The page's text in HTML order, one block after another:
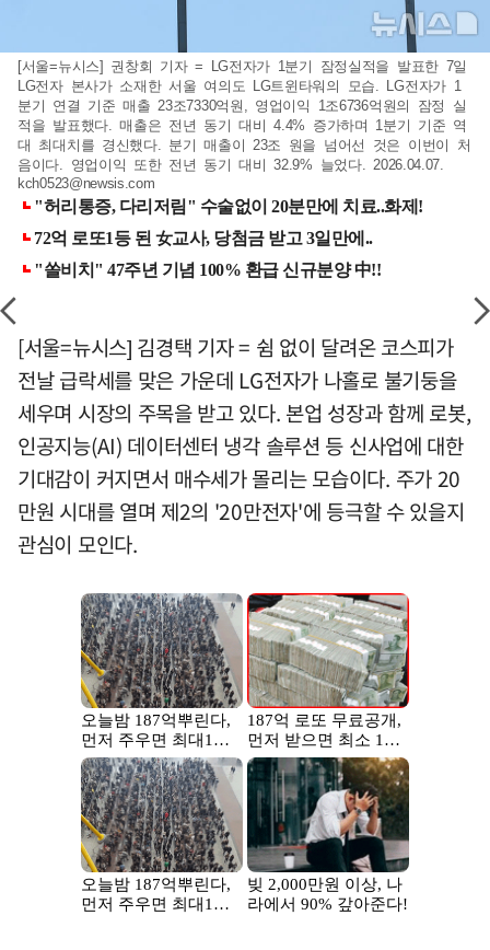
[서울=뉴시스] 권창회 기자 = LG전자가 1분기 잠정실적을 발표한 7일
LG전자 본사가 소재한 서울 여의도 LG트윈타워의 모습. LG전자가 1
분기 연결 기준 매출 23조7330억원, 영업이익 1조6736억원의 잠정 실
적을 발표했다. 매출은 전년 동기 대비 4.4% 증가하며 1분기 기준 역
대 최대치를 경신했다. 분기 매출이 23조 원을 넘어선 것은 이번이 처
음이다. 영업이익 또한 전년 동기 대비 32.9% 늘었다. 2026.04.07.
kch0523@newsis.com
[서울=뉴시스] 김경택 기자 = 쉼 없이 달려온 코스피가
전날 급락세를 맞은 가운데 LG전자가 나홀로 불기둥을
세우며 시장의 주목을 받고 있다. 본업 성장과 함께 로봇,
인공지능(AI) 데이터센터 냉각 솔루션 등 신사업에 대한
기대감이 커지면서 매수세가 몰리는 모습이다. 주가 20
만원 시대를 열며 제2의 '20만전자'에 등극할 수 있을지
관심이 모인다.